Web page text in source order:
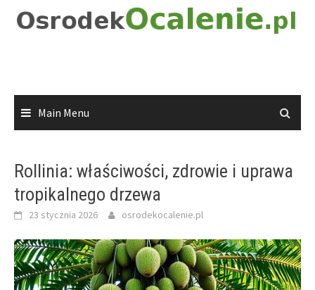
Main Menu
Rollinia: właściwości, zdrowie i uprawa
tropikalnego drzewa
23 stycznia 2026 osrodekocalenie.pl